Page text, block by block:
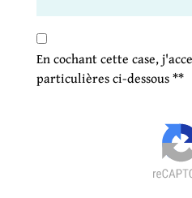
En cochant cette case,
particulières ci-dessous **